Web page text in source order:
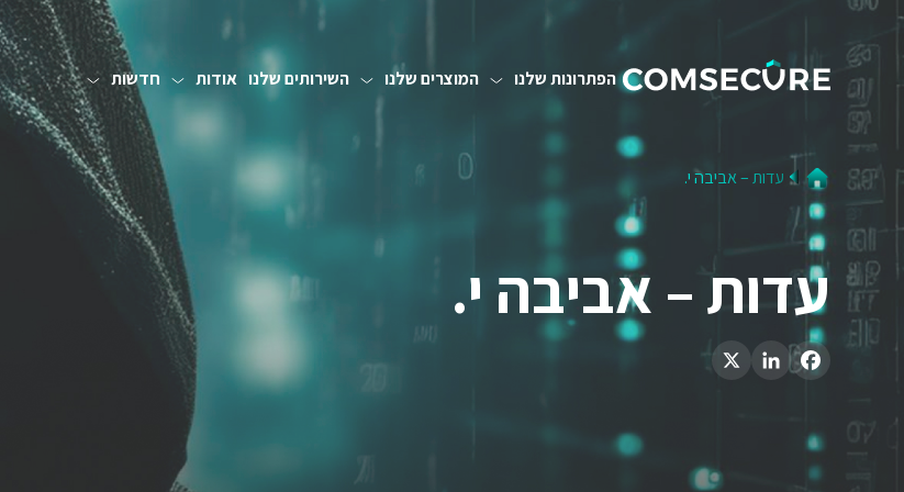
הפתרונות שלנו המוצרים שלנו השירותים שלנו אודות חדשות
עדות – אביבה י.
עדות – אביבה י.
Facebook
LinkedIn
X